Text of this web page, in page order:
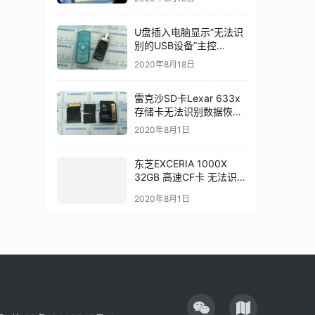
U盘插入电脑显示”无法识
别的USB设备”主控
AU6985HL数据恢复成功
2020年8月18日
雷克沙SD卡Lexar 633x
存储卡无法识别数据恢复
成功
2020年8月1日
东芝EXCERIA 1000X
32GB 高速CF卡 无法识别
2020年8月1日